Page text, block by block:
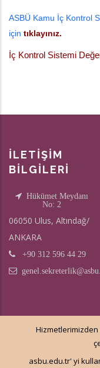
ASBÜ Kamu İç Kontrol
için tıklayınız.
İç Kontrol Sistemi
İLETİŞİM
BİLGİLERİ
Hükümet Meydanı
No: 2
06050 Ulus, Altındağ/
ANKARA
+90 312 596 44 29
asbu.edu.tr' yi